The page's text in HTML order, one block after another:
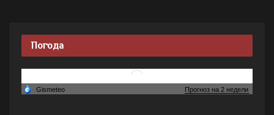
Погода